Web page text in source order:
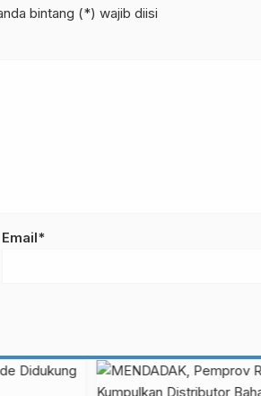
bintang (*) wajib diisi
Email*